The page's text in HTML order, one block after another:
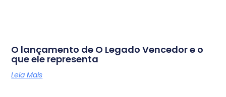
O lançamento de O Legado Vencedor e o
que ele representa
Leia Mais